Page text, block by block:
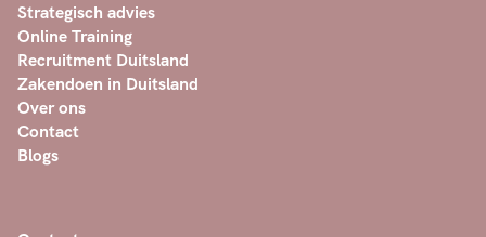
Strategisch advies
Online Training
Recruitment Duitsland
Zakendoen in Duitsland
Over ons
Contact
Blogs